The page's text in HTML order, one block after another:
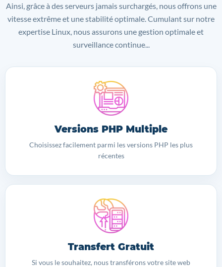
Ainsi, grâce à des serveurs jamais surchargés, nous offrons une
vitesse extrême et une stabilité optimale. Cumulant sur notre
expertise Linux, nous assurons une gestion optimale et
surveillance continue...
Versions PHP Multiple
Choisissez facilement parmi les versions PHP les plus
récentes
Transfert Gratuit
Si vous le souhaitez, nous transférons votre site web